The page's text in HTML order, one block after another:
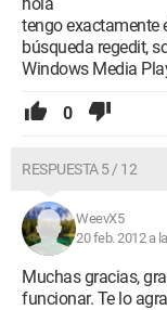
tengo exactamente
búsqueda regedit,
Windows Media
0
RESPUESTA 5 / 12
WeevX5
20 feb. 2012 a
Muchas gracias,
funcionar. Te lo